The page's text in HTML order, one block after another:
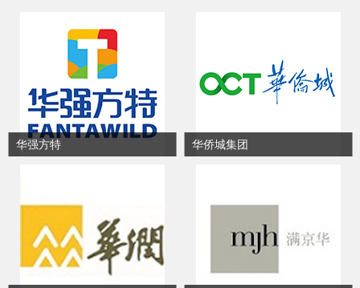
华强方特 华侨城集团